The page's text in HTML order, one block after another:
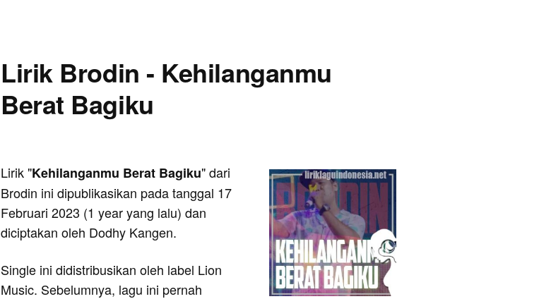
Lirik Brodin - Kehilanganmu
Berat Bagiku
Lirik "Kehilanganmu Berat Bagiku" dari
Brodin ini dipublikasikan pada tanggal 17
Februari 2023 (1 year yang lalu) dan
diciptakan oleh Dodhy Kangen.
Single ini didistribusikan oleh label Lion
Music. Sebelumnya, lagu ini pernah